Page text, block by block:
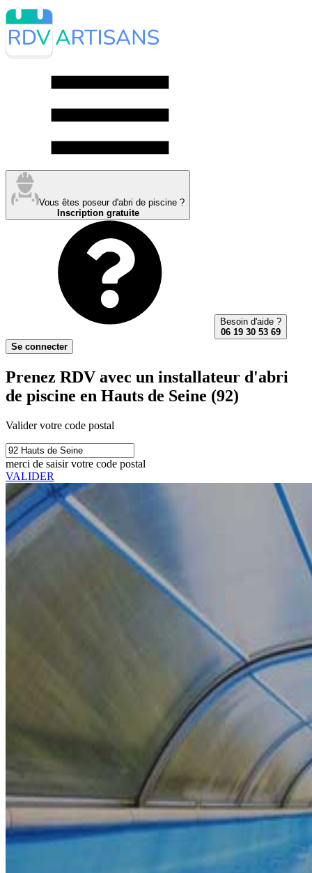
Vous êtes poseur d'abri de piscine ?
Inscription gratuite
Besoin d'aide ?
06 19 30 53 69
Se connecter
Prenez RDV avec un installateur d'abri
de piscine en Hauts de Seine (92)
Valider votre code postal
merci de saisir votre code postal
VALIDER